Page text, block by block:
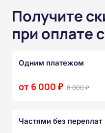
Получите
при оплате
Одним платежом
от 6 000 ₽ 8 000 ₽
Частями без переплат